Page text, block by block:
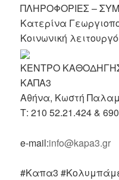
ΠΛΗΡΟΦΟΡΙΕΣ –
Κατερίνα
Κοινωνική
ΚΕΝΤΡΟ
ΚΑΠΑ3
Αθήνα, Κωστή
Τ: 210 52.21.424 &
e-mail:info@kapa3.gr
#Καπα3